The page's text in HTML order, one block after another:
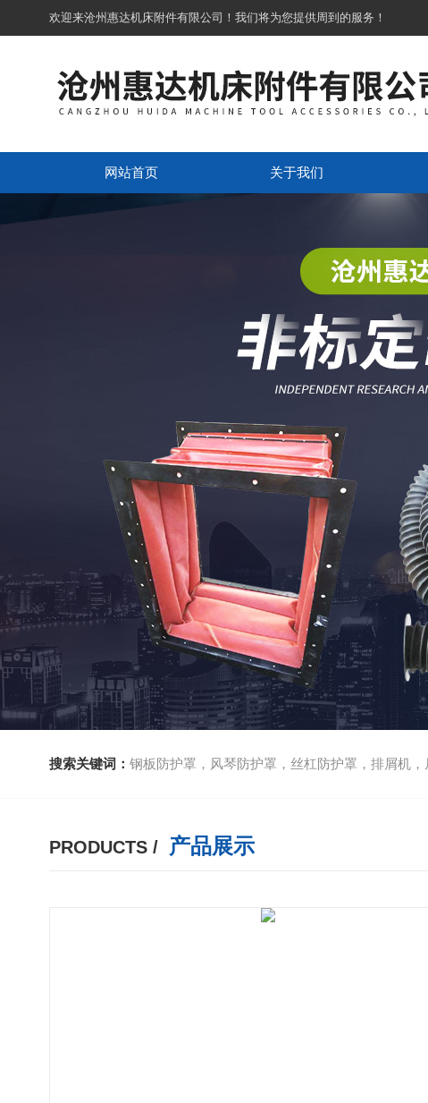
欢迎来沧州惠达机床附件有限公司！我们将为您提供周到的服务！
网站首页 关于我们
搜索关键词： 钢板防护罩，风琴防护罩，丝杠防护罩，排屑机，尼龙
PRODUCTS / 产品展示